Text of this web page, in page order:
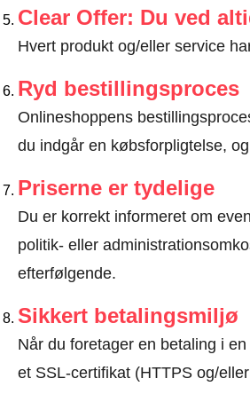
Clear Offer: Du ved
Hvert produkt og/eller service
Ryd bestillingsproces
Onlineshoppens
du indgår en købsforpligtelse,
Priserne er tydelige
Du er korrekt informeret om
politik- eller
efterfølgende.
Sikkert betalingsmiljø
Når du foretager en betaling i
et SSL-certifikat (HTTPS og/